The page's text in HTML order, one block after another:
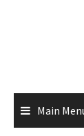
Main